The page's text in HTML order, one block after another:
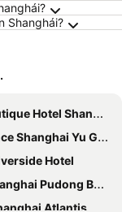
Shanghái?
Hotel Shanghai Bund
Yu Garden Hotel
Hotel
Pudong By Ihg
Atlantis